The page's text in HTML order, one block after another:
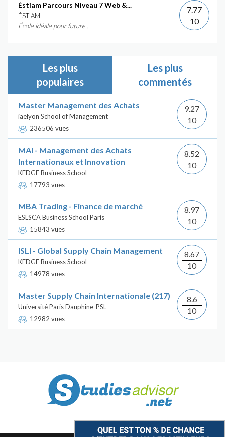
Éstiam Parcours Niveau 7 Web &...
ÉSTIAM
École idéale pour future...
7.77
10
Les plus
populaires
Les plus
commentés
Master Management des Achats
iaelyon School of Management
236506 vues
9.27
10
MAI - Management des Achats
Internationaux et Innovation
KEDGE Business School
17793 vues
8.52
10
MBA Trading - Finance de marché
ESLSCA Business School Paris
15843 vues
8.97
10
ISLI - Global Supply Chain Management
KEDGE Business School
14978 vues
8.67
10
Master Supply Chain Internationale (217)
Université Paris Dauphine-PSL
12982 vues
8.6
10